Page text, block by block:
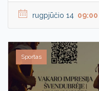
rugpjūčio 14 09:00
Sportas